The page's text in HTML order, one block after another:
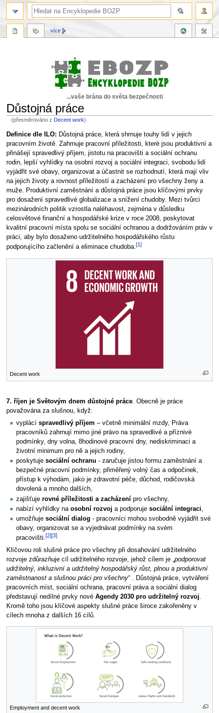
...vaše brána do světa bezpečnosti
Důstojná práce
(přesměrováno z Decent work)
Skočit
na
navigaci
Skočit
na
vyhledávání
Definice dle ILO: Důstojná práce, která shrnuje touhy lidí v jejich
pracovním životě. Zahrnuje pracovní příležitosti, které jsou produktivní a
přinášejí spravedlivý příjem, jistotu na pracovišti a sociální ochranu
rodin, lepší vyhlídky na osobní rozvoj a sociální integraci, svobodu lidí
vyjádřit své obavy, organizovat a účastnit se rozhodnutí, která mají vliv
na jejich životy a rovnost příležitostí a zacházení pro všechny ženy a
muže. Produktivní zaměstnání a důstojná práce jsou klíčovými prvky
pro dosažení spravedlivé globalizace a snížení chudoby. Mezi tvůrci
mezinárodních politik vzrostla naléhavost, zejména v důsledku
celosvětové finanční a hospodářské krize v roce 2008, poskytovat
kvalitní pracovní místa spolu se sociální ochranou a dodržováním práv v
práci, aby bylo dosaženo udržitelného hospodářského růstu
podporujícího začlenění a eliminace chudoba.[1]
Decent work
7. říjen je Světovým dnem důstojné práce. Obecně je práce
považována za slušnou, když:
vyplácí spravedlivý příjem – včetně minimální mzdy, Práva
pracovníků zahrnují mimo jiné právo na spravedlivé a příznivé
podmínky, dny volna, 8hodinové pracovní dny, nediskriminaci a
životní minimum pro ně a jejich rodiny,
poskytuje sociální ochranu - zaručuje jistou formu zaměstnání a
bezpečné pracovní podmínky, přiměřený volný čas a odpočinek,
přístup k výhodám, jako je zdravotní péče, důchod, rodičovská
dovolená a mnoho dalších,
zajišťuje rovné příležitosti a zacházení pro všechny,
nabízí vyhlídky na osobní rozvoj a podporuje sociální integraci,
umožňuje sociální dialog - pracovníci mohou svobodně vyjádřit své
obavy, organizovat se a vyjednávat podmínky na svém
pracovišti.[2][3]
Klíčovou roli slušné práce pro všechny při dosahování udržitelného
rozvoje zdůrazňuje cíl udržitelného rozvoje, jehož cílem je „ podporovat
udržitelný, inkluzivní a udržitelný hospodářský růst, plnou a produktivní
zaměstnanost a slušnou práci pro všechny“ . Důstojná práce, vytváření
pracovních míst, sociální ochrana, pracovní práva a sociální dialog
představují nedílné prvky nové Agendy 2030 pro udržitelný rozvoj
Kromě toho jsou klíčové aspekty slušné práce široce zakořeněny v
cílech mnoha z dalších 16 cílů.
Employment and decent work
více